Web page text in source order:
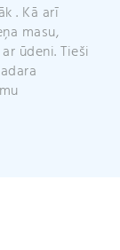
. Kā arī
masu,
ūdeni. Tieši